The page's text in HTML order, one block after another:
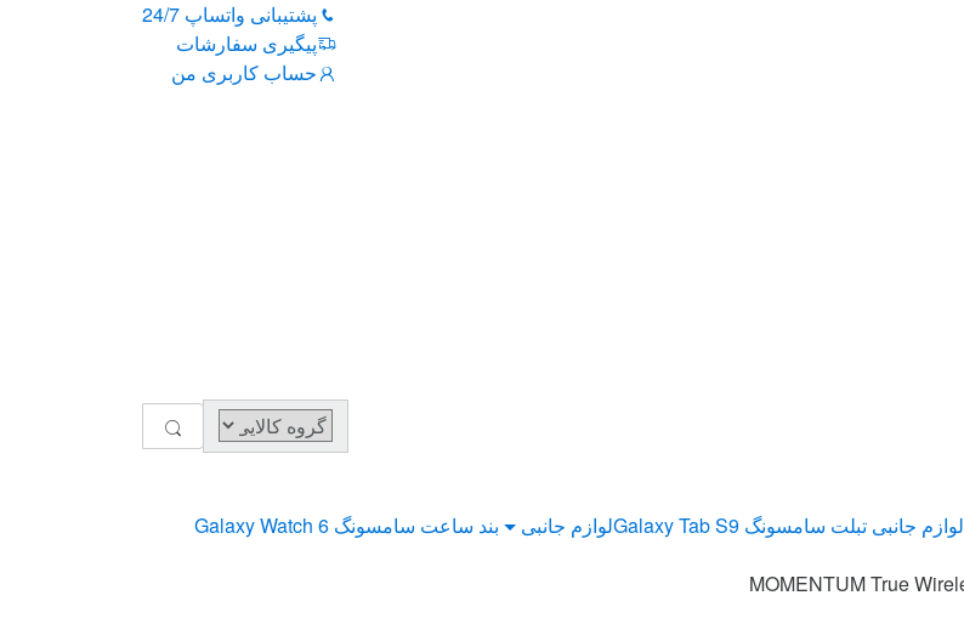
پشتیبانی واتساپ 24/7
پیگیری سفارشات
حساب کاربری من
لوازم جانبی تبلت سامسونگ Galaxy Tab S9 لوازم جانبی
بند ساعت سامسونگ Galaxy Watch 6